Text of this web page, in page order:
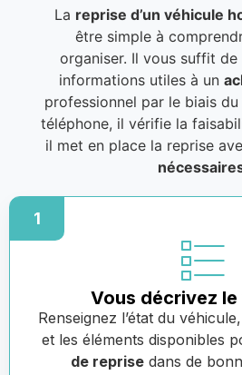
La reprise d’un véhicule
être simple à
organiser. Il vous suffit
informations utiles à un
professionnel par le biais
téléphone, il vérifie la
il met en place la reprise
1
Vous décrivez
Renseignez l’état du
et les éléments disponibles
de reprisedans de